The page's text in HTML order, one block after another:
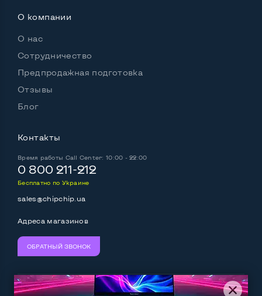
Операционная система
Разъемы подключения:
Выход Display port
Выход mini Display port
Выход HDMIДа
Разъем для наушников 3.5 мм
Разъем для микрофона
Выход Gigabit Ethernet LANДа
О компании
О нас
Сотрудничество
Предпродажная подготовка
Отзывы
Блог
Контакты
Время работы Call Center: 10:00 - 22:00
0 800 211-212
Бесплатно по Украине
sales@chipchip.ua
Адреса магазинов
ОБРАТНЫЙ ЗВОНОК
Мы принимаем: Следите за нами: